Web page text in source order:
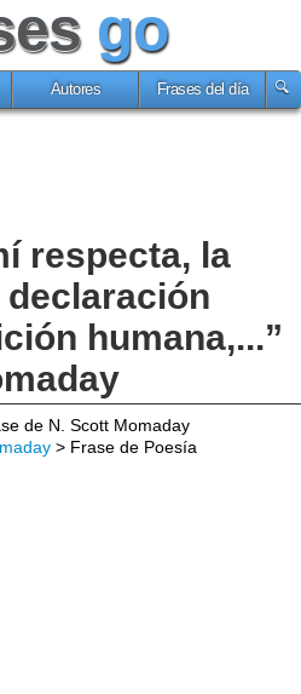
go
Autores Frases del día
respecta, la
declaración
humana,...”
de N. Scott Momaday
> Frase de Poesía